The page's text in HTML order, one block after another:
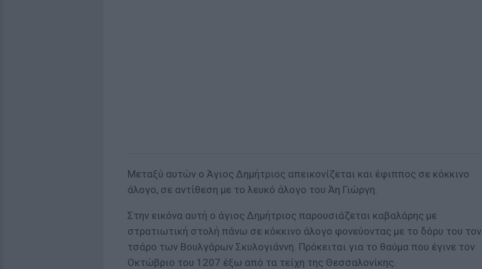
Μεταξύ αυτών ο Άγιος Δημήτριος απεικονίζεται και έφιππος σε κόκκινο
άλογο, σε αντίθεση με το λευκό άλογο του Άη Γιώργη.
Στην εικόνα αυτή ο άγιος Δημήτριος παρουσιάζεται καβαλάρης με
στρατιωτική στολή πάνω σε κόκκινο άλογο φονεύοντας με το δόρυ του τον
τσάρο των Βουλγάρων Σκυλογιάννη. Πρόκειται για το θαύμα που έγινε τον
Οκτώβριο του 1207 έξω από τα τείχη της Θεσσαλονίκης.